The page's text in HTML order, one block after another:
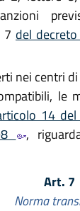
7 del
nei centri
le
14
,
Art. 7
Norma